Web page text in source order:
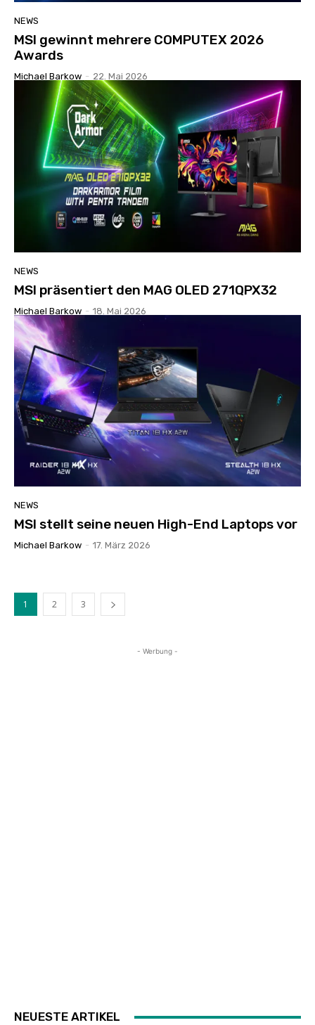
NEWS
MSI gewinnt mehrere COMPUTEX 2026
Awards
Michael Barkow - 22. Mai 2026
NEWS
MSI präsentiert den MAG OLED 271QPX32
Michael Barkow - 18. Mai 2026
NEWS
MSI stellt seine neuen High-End Laptops vor
Michael Barkow - 17. März 2026
1 2 3
- Werbung -
NEUESTE ARTIKEL